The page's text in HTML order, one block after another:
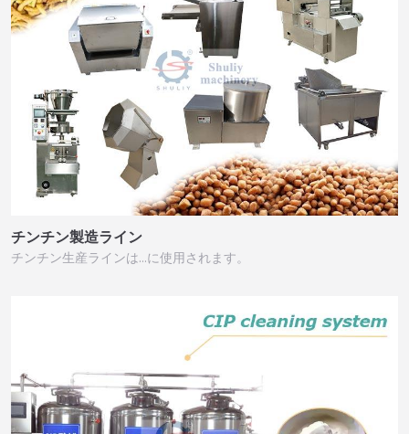
チンチン製造ライン
チンチン生産ラインは…に使用されます。